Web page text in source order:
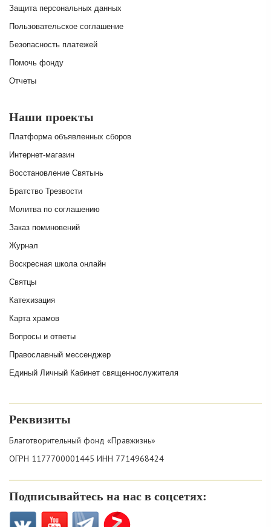
Защита персональных данных
Пользовательское соглашение
Безопасность платежей
Помочь фонду
Отчеты
Наши проекты
Платформа объявленных сборов
Интернет-магазин
Восстановление Святынь
Братство Трезвости
Молитва по соглашению
Заказ поминовений
Журнал
Воскресная школа онлайн
Святцы
Катехизация
Карта храмов
Вопросы и ответы
Православный мессенджер
Единый Личный Кабинет священнослужителя
Реквизиты
Благотворительный фонд «Правжизнь»
ОГРН 1177700001445 ИНН 7714968424
Подписывайтесь на нас в соцсетях: